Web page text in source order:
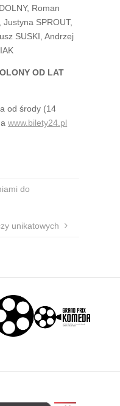
Roman
Justyna SPROUT,
SUSKI, Andrzej
OD LAT
od środy (14
www.bilety24.pl
do
unikatowych